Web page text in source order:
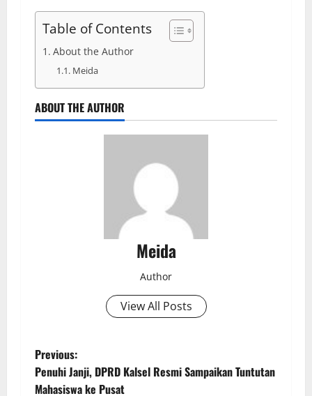
Table of Contents
About the Author
Meida
ABOUT THE AUTHOR
Meida
Author
View All Posts
P
o
Previous:
Penuhi Janji, DPRD Kalsel Resmi Sampaikan Tuntutan
Mahasiswa ke Pusat